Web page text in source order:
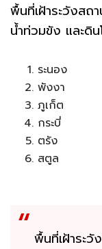
พื้นที่เฝ้าระวังสถ
น้ำท่วมขัง และดิ
ระนอง
พังงา
ภูเก็ต
กระบี่
ตรัง
สตูล
พื้นที่เฝ้าระ